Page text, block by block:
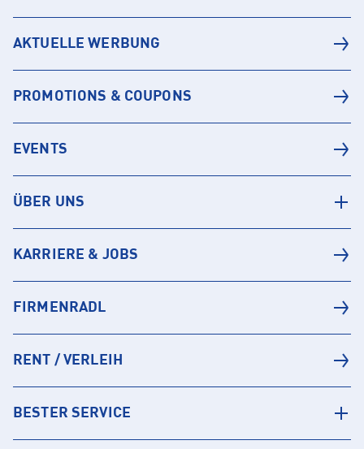
AKTUELLE WERBUNG
PROMOTIONS & COUPONS
EVENTS
ÜBER UNS
KARRIERE & JOBS
FIRMENRADL
RENT / VERLEIH
BESTER SERVICE